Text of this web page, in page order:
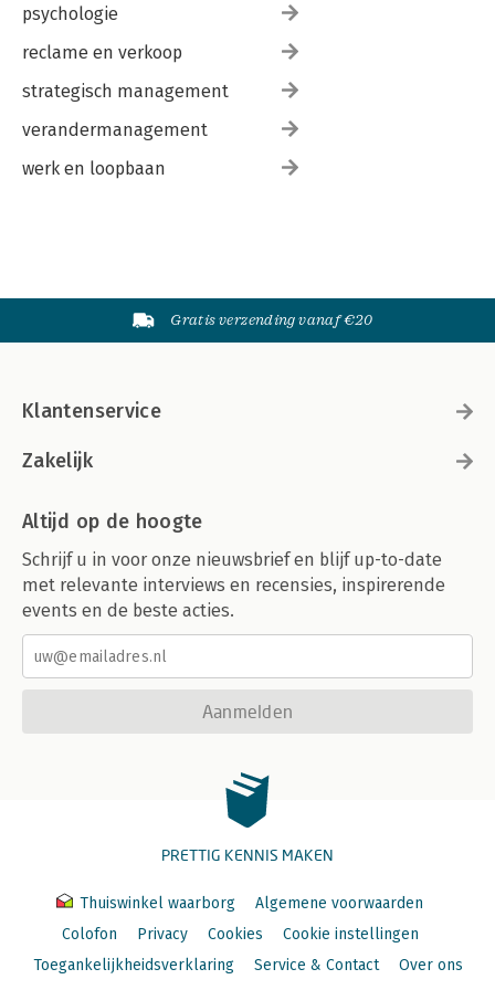
4.4 Deelbaarheid en functionaliteit 97
5 Technische conclusie 103
psychologie
reclame en verkoop
strategisch management
verandermanagement
werk en loopbaan
Gratis verzending vanaf €20
Klantenservice
Zakelijk
Altijd op de hoogte
Schrijf u in voor onze nieuwsbrief en blijf up-to-date
met relevante interviews en recensies, inspirerende
events en de beste acties.
Aanmelden
PRETTIG KENNIS MAKEN
Thuiswinkel waarborg
Algemene voorwaarden
Colofon
Privacy Cookies
Cookie instellingen
Toegankelijkheidsverklaring
Service & Contact Over ons